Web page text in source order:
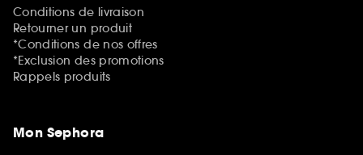
Conditions de livraison
Retourner un produit
*Conditions de nos offres
*Exclusion des promotions
Rappels produits
Mon Sephora